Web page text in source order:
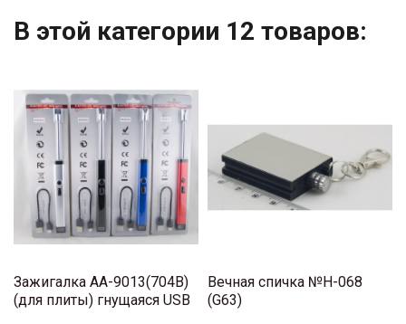
В этой категории 12 товаров:
Зажигалка AA-9013(704B)
(для плиты) гнущаяся USB
Вечная спичка №H-068
(G63)